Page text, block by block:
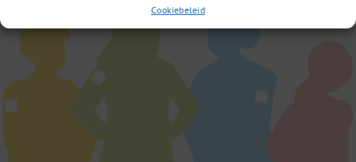
Cookiebeleid